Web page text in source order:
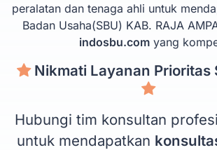
peralatan dan tenaga ahli untuk
Badan Usaha(SBU) KAB. RAJA
indosbu.comyang
Nikmati Layanan Prioritas
Hubungi tim konsultan
untuk mendapatkan